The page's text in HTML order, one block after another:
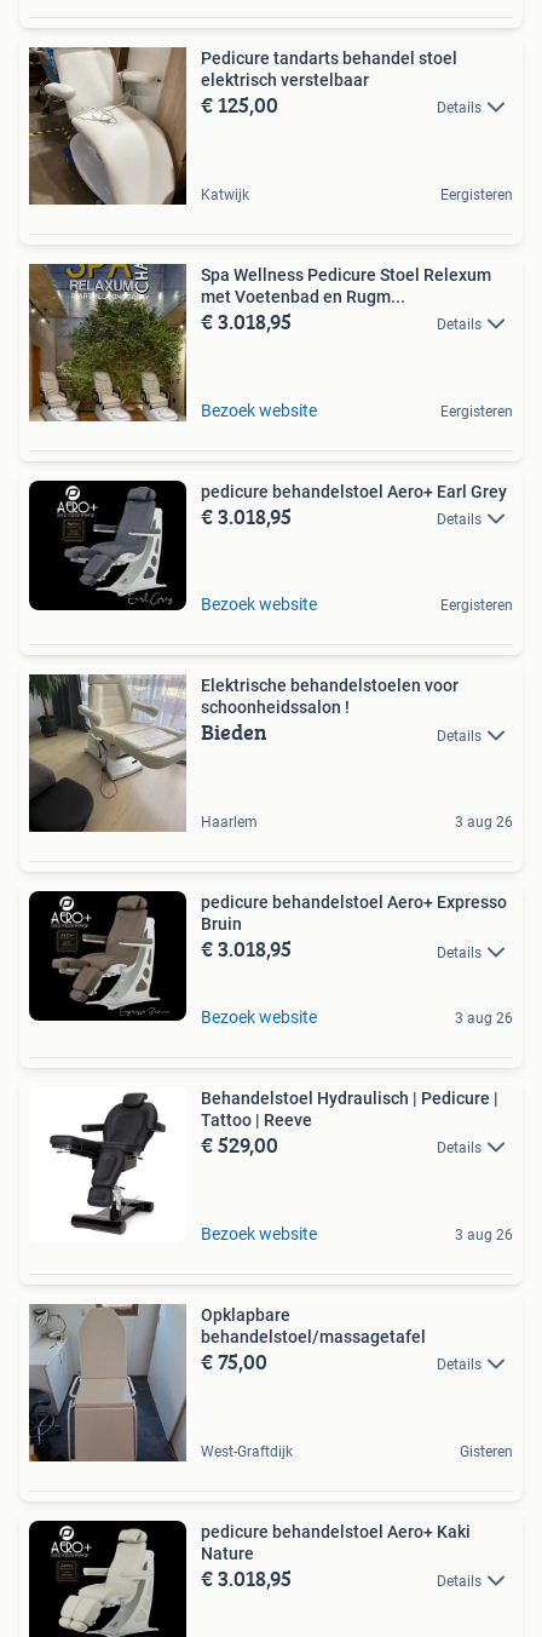
Pedicure tandarts behandel stoel
elektrisch verstelbaar
€ 125,00 Details
Katwijk Eergisteren
Spa Wellness Pedicure Stoel Relexum
met Voetenbad en Rugm...
€ 3.018,95 Details
Bezoek website Eergisteren
pedicure behandelstoel Aero+ Earl Grey
€ 3.018,95 Details
Bezoek website Eergisteren
Elektrische behandelstoelen voor
schoonheidssalon !
Bieden Details
Haarlem 3 aug 26
pedicure behandelstoel Aero+ Expresso
Bruin
€ 3.018,95 Details
Bezoek website 3 aug 26
Behandelstoel Hydraulisch | Pedicure |
Tattoo | Reeve
€ 529,00 Details
Bezoek website 3 aug 26
Opklapbare
behandelstoel/massagetafel
€ 75,00 Details
West-Graftdijk Gisteren
pedicure behandelstoel Aero+ Kaki
Nature
€ 3.018,95 Details